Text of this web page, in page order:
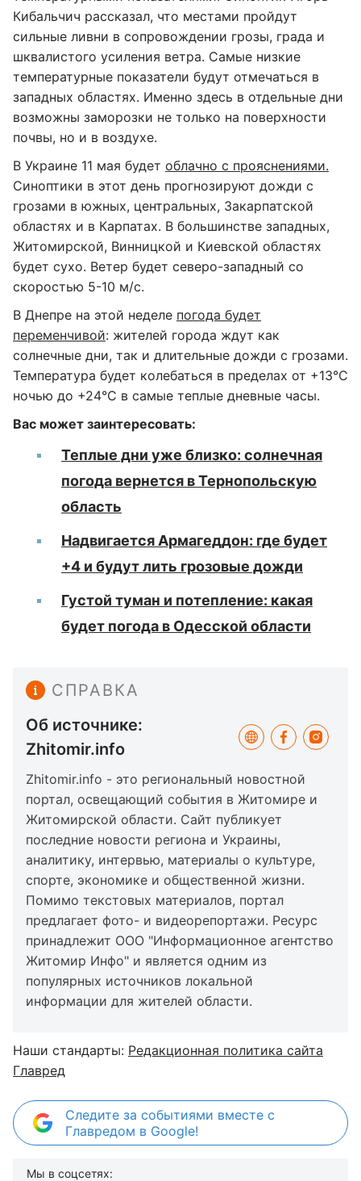
Кибальчич рассказал, что местами пройдут
сильные ливни в сопровождении грозы, града и
шквалистого усиления ветра. Самые низкие
температурные показатели будут отмечаться в
западных областях. Именно здесь в отдельные дни
возможны заморозки не только на поверхности
почвы, но и в воздухе.
В Украине 11 мая будет облачно с прояснениями.
Синоптики в этот день прогнозируют дожди с
грозами в южных, центральных, Закарпатской
областях и в Карпатах. В большинстве западных,
Житомирской, Винницкой и Киевской областях
будет сухо. Ветер будет северо-западный со
скоростью 5-10 м/с.
В Днепре на этой неделе погода будет
переменчивой: жителей города ждут как
солнечные дни, так и длительные дожди с грозами.
Температура будет колебаться в пределах от +13°C
ночью до +24°C в самые теплые дневные часы.
Вас может заинтересовать:
Теплые дни уже близко: солнечная
погода вернется в Тернопольскую
область
Надвигается Армагеддон: где будет
+4 и будут лить грозовые дожди
Густой туман и потепление: какая
будет погода в Одесской области
СПРАВКА
Об источнике:
Zhitomir.info
Zhitomir.info - это региональный новостной
портал, освещающий события в Житомире и
Житомирской области. Сайт публикует
последние новости региона и Украины,
аналитику, интервью, материалы о культуре,
спорте, экономике и общественной жизни.
Помимо текстовых материалов, портал
предлагает фото- и видеорепортажи. Ресурс
принадлежит ООО "Информационное агентство
Житомир Инфо" и является одним из
популярных источников локальной
информации для жителей области.
Наши стандарты: Редакционная политика сайта
Главред
Следите за событиями вместе с
Главредом в Google!
Мы в соцсетях: